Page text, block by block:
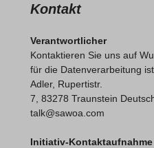
Kontakt
Verantwortlicher
Kontaktieren Sie uns auf
für die Datenverarbeitung
Adler, Rupertistr.
7, 83278 Traunstein
talk@sawoa.com
Initiativ-